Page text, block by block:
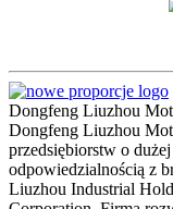
Dongfeng Liuzhou
Dongfeng Liuzhou
przedsiębiorstw o
odpowiedzialnością z
Liuzhou Industrial